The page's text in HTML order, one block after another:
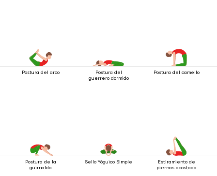
Postura del arco
Postura del
guerrero dormido
Postura del camello
Postura de la
guirnalda
Sello Yóguico Simple
Estiramiento de
piernas acostado